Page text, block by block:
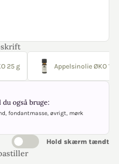
25 g Appelsinolie ØKO 10
også bruge:
fondantmasse, øvrigt, mørk
Hold skærm tændt